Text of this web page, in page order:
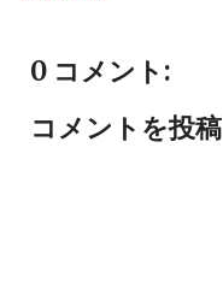
0 コメント:
コメントを投稿